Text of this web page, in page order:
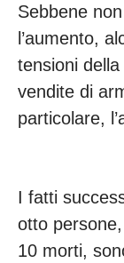
Sebbene
l’aumento,
tensioni della
vendite di
particolare,
I fatti
otto
10 morti,